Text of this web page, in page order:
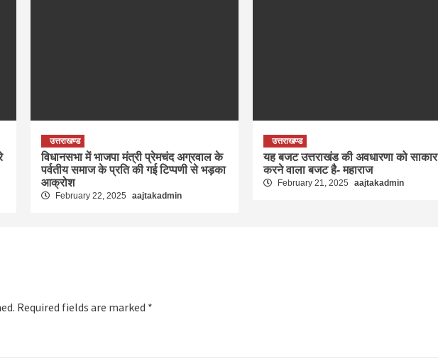
उत्तराखण्ड
विधानसभा में भाजपा मंत्री प्रेमचंद अग्रवाल के
पर्वतीय समाज के प्रति की गई टिप्पणी से भड़का
आक्रोश
February 22, 2025 aajtakadmin
उत्तराखण्ड
यह बजट उत्तराखंड की अवधारणा को साकार
करने वाला बजट है- महाराज
February 21, 2025 aajtakadmin
Required fields are marked *